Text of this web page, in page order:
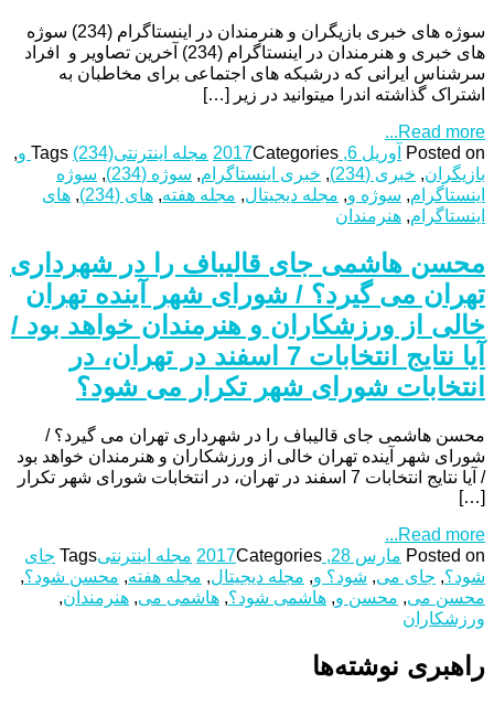
سوژه های خبری بازیگران و هنرمندان در اینستاگرام (234) سوژه
های خبری و هنرمندان در اینستاگرام (234) آخرین تصاویر و افراد
سرشناس ایرانی که درشبکه های اجتماعی برای مخاطبان به
اشتراک گذاشته اندرا میتوانید در زیر […]
Read more...
Posted on
آوریل 6, 2017 Categories مجله اینترنتی Tags (234) و
,
بازیگران, خبری (234) , خبری اینستاگرام, سوژه (234) , سوژه
اینستاگرام, سوژه و, مجله دیجیتال, مجله هفته, های (234) , های
اینستاگرام, هنرمندان
محسن هاشمی جای قالیباف را در شهرداری
تهران می گیرد؟ / شورای شهر آینده تهران
خالی از ورزشکاران و هنرمندان خواهد بود /
آیا نتایج انتخابات 7 اسفند در تهران، در
انتخابات شورای شهر تکرار می شود؟
محسن هاشمی جای قالیباف را در شهرداری تهران می گیرد؟ /
شورای شهر آینده تهران خالی از ورزشکاران و هنرمندان خواهد بود
/ آیا نتایج انتخابات 7 اسفند در تهران، در انتخابات شورای شهر تکرار
[…]
Read more...
Posted on مارس 28, 2017 Categories مجله اینترنتیTags جای
شود؟, جای می, شود؟ و, مجله دیجیتال, مجله هفته, محسن شود؟,
محسن می, محسن و, هاشمی شود؟, هاشمی می, هنرمندان,
ورزشکاران
راهبری نوشته‌ها